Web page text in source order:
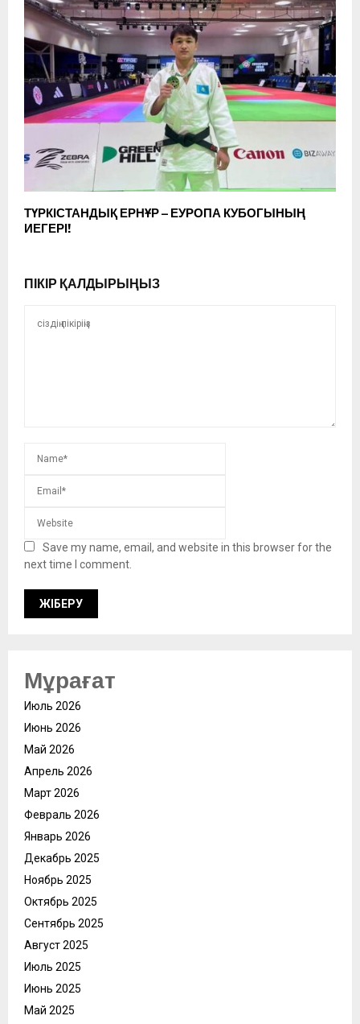
ТҮРКІСТАНДЫҚ ЕРНҰР – ЕУРОПА КУБОГЫНЫҢ
ИЕГЕРІ!
ПІКІР ҚАЛДЫРЫҢЫЗ
Save my name, email, and website in this browser for the
next time I comment.
Мұрағат
Июль 2026
Июнь 2026
Май 2026
Апрель 2026
Март 2026
Февраль 2026
Январь 2026
Декабрь 2025
Ноябрь 2025
Октябрь 2025
Сентябрь 2025
Август 2025
Июль 2025
Июнь 2025
Май 2025